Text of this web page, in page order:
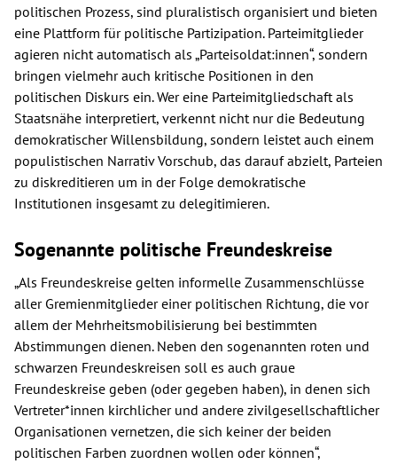
politischen Prozess, sind pluralistisch organisiert und bieten
eine Plattform für politische Partizipation. Parteimitglieder
agieren nicht automatisch als „Parteisoldat:innen“, sondern
bringen vielmehr auch kritische Positionen in den
politischen Diskurs ein. Wer eine Parteimitgliedschaft als
Staatsnähe interpretiert, verkennt nicht nur die Bedeutung
demokratischer Willensbildung, sondern leistet auch einem
populistischen Narrativ Vorschub, das darauf abzielt, Parteien
zu diskreditieren um in der Folge demokratische
Institutionen insgesamt zu delegitimieren.
Sogenannte politische Freundeskreise
„Als Freundeskreise gelten informelle Zusammenschlüsse
aller Gremienmitglieder einer politischen Richtung, die vor
allem der Mehrheitsmobilisierung bei bestimmten
Abstimmungen dienen. Neben den sogenannten roten und
schwarzen Freundeskreisen soll es auch graue
Freundeskreise geben (oder gegeben haben), in denen sich
Vertreter*innen kirchlicher und andere zivilgesellschaftlicher
Organisationen vernetzen, die sich keiner der beiden
politischen Farben zuordnen wollen oder können“,